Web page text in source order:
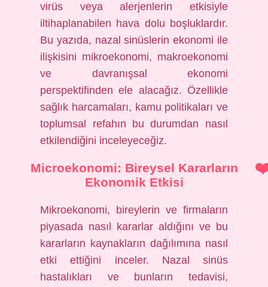
virüs veya alerjenlerin etkisiyle
iltihaplanabilen hava dolu boşluklardır.
Bu yazıda, nazal sinüslerin ekonomi ile
ilişkisini mikroekonomi, makroekonomi
ve davranışsal ekonomi
perspektifinden ele alacağız. Özellikle
sağlık harcamaları, kamu politikaları ve
toplumsal refahın bu durumdan nasıl
etkilendiğini inceleyeceğiz.
Microekonomi: Bireysel Kararların
Ekonomik Etkisi
Mikroekonomi, bireylerin ve firmaların
piyasada nasıl kararlar aldığını ve bu
kararların kaynakların dağılımına nasıl
etki ettiğini inceler. Nazal sinüs
hastalıkları ve bunların tedavisi,